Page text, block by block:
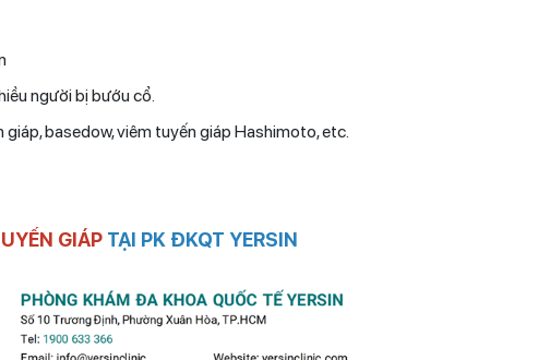
người bị bướu cổ.
basedow, viêm tuyến giáp Hashimoto, etc.
GIÁP TẠI PK ĐKQT YERSIN